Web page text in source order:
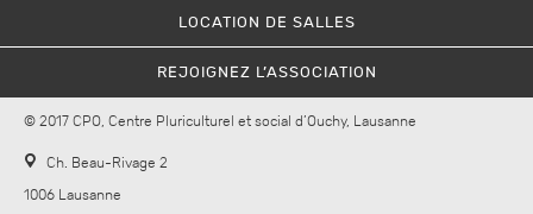
LOCATION DE SALLES
REJOIGNEZ L’ASSOCIATION
© 2017 CPO, Centre Pluriculturel et social d’Ouchy, Lausanne
Ch. Beau-Rivage 2
1006 Lausanne